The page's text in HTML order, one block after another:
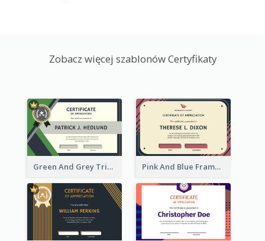
Zobacz więcej szablonów Certyfikaty
Green And Grey Triangles With Badge Certificate Pink And Blue Frame Company Certificate